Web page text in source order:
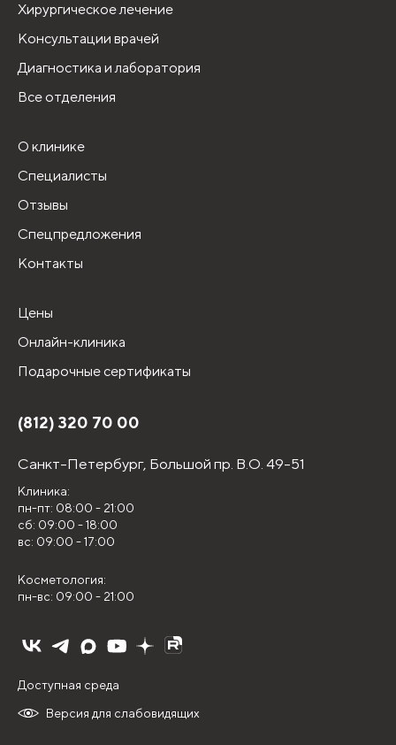
Хирургическое лечение
Консультации врачей
Диагностика и лаборатория
Все отделения
О клинике
Специалисты
Отзывы
Спецпредложения
Контакты
Цены
Онлайн-клиника
Подарочные сертификаты
(812) 320 70 00
Санкт-Петербург, Большой пр. В.О. 49-51
Клиника:
пн-пт: 08:00 - 21:00
сб: 09:00 - 18:00
вс: 09:00 - 17:00
Косметология:
пн-вс: 09:00 - 21:00
Версия для слабовидящих
Доступная среда